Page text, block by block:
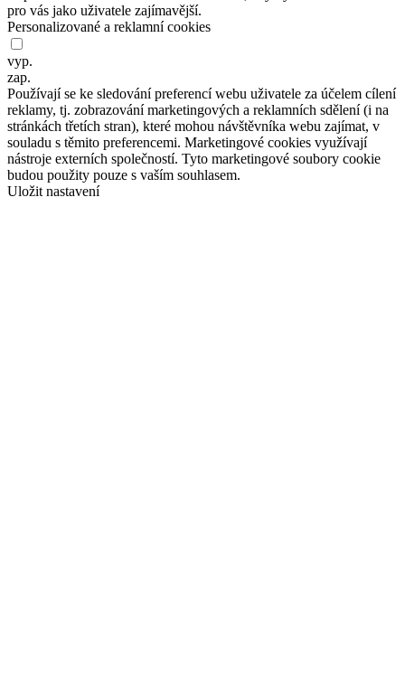
pro vás jako uživatele zajímavější.
Personalizované a reklamní cookies
vyp.
zap.
Používají se ke sledování preferencí webu uživatele za účelem cílení
reklamy, tj. zobrazování marketingových a reklamních sdělení (i na
stránkách třetích stran), které mohou návštěvníka webu zajímat, v
souladu s těmito preferencemi. Marketingové cookies využívají
nástroje externích společností. Tyto marketingové soubory cookie
budou použity pouze s vaším souhlasem.
Uložit nastavení